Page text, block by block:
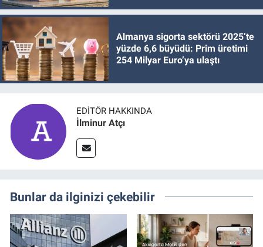
Almanya sigorta sektörü 2025’te
yüzde 6,6 büyüdü: Prim üretimi
254 Milyar Euro’ya ulaştı
EDITÖR HAKKINDA
İlminur Atçı
Bunlar da ilginizi çekebilir